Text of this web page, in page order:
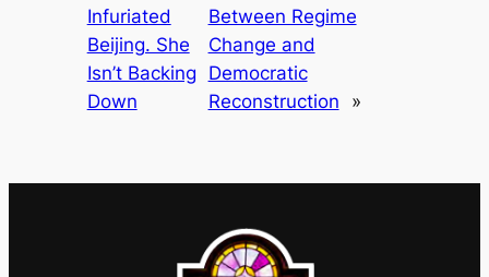
Infuriated
Beijing. She
Isn’t Backing
Down
Between Regime
Change and
Democratic
Reconstruction
»